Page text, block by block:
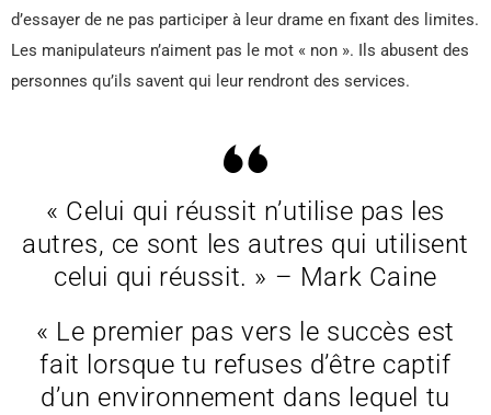
d’essayer de ne pas participer à leur drame en fixant des limites.
Les manipulateurs n’aiment pas le mot « non ». Ils abusent des
personnes qu’ils savent qui leur rendront des services.
« Celui qui réussit n’utilise pas les
autres, ce sont les autres qui utilisent
celui qui réussit. » – Mark Caine
« Le premier pas vers le succès est
fait lorsque tu refuses d’être captif
d’un environnement dans lequel tu